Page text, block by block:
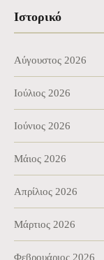
Ιστορικό
Αύγουστος 2026
Ιούλιος 2026
Ιούνιος 2026
Μάιος 2026
Απρίλιος 2026
Μάρτιος 2026
Φεβρουάριος 2026